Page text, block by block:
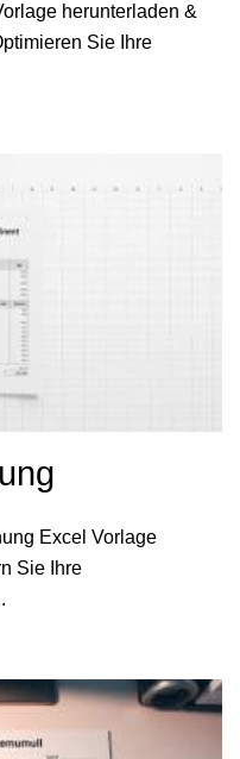
herunterladen &
Sie Ihre
Excel Vorlage
Sie Ihre